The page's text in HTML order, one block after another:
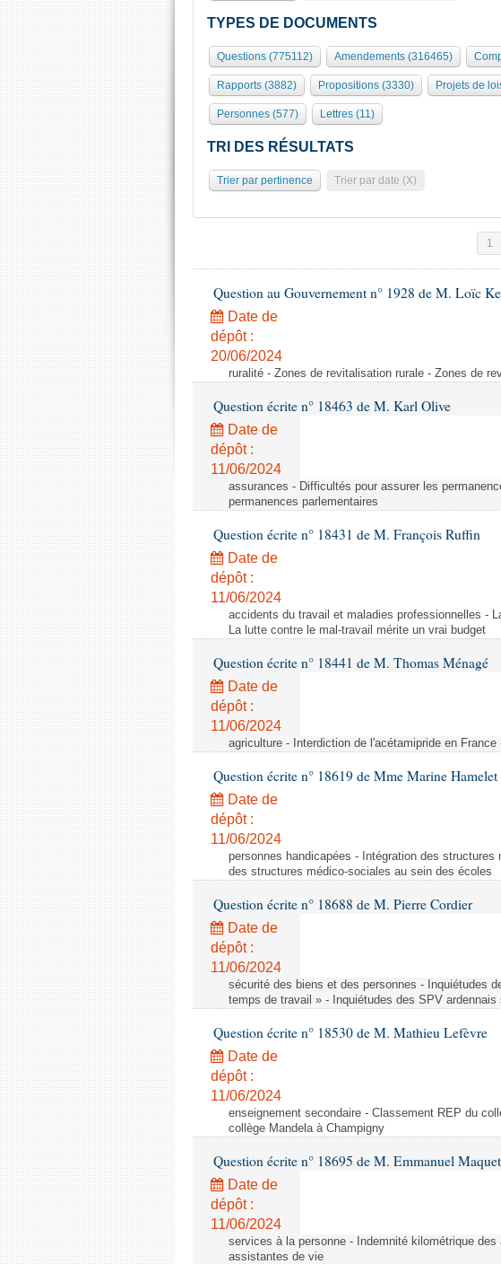
TYPES DE DOCUMENTS
Questions (775112) Amendements (316465)
Rapports (3882) Propositions (3330) Projets de
Personnes (577) Lettres (11)
TRI DES RÉSULTATS
Trier par pertinence Trier par date (X)
1
Question au Gouvernement n° 1928 de M. Loïc
Date de
dépôt :
20/06/2024
ruralité - Zones de revitalisation rurale - Zones de
Question écrite n° 18463 de M. Karl Olive
Date de
dépôt :
11/06/2024
assurances - Difficultés pour assurer les
permanences parlementaires
Question écrite n° 18431 de M. François Ruffin
Date de
dépôt :
11/06/2024
accidents du travail et maladies professionnelles -
La lutte contre le mal-travail mérite un vrai budget
Question écrite n° 18441 de M. Thomas Ménagé
Date de
dépôt :
11/06/2024
agriculture - Interdiction de l'acétamipride en
Question écrite n° 18619 de Mme Marine Hamelet
Date de
dépôt :
11/06/2024
personnes handicapées - Intégration des
des structures médico-sociales au sein des écoles
Question écrite n° 18688 de M. Pierre Cordier
Date de
dépôt :
11/06/2024
sécurité des biens et des personnes - Inquiétudes
temps de travail » - Inquiétudes des SPV
Question écrite n° 18530 de M. Mathieu Lefèvre
Date de
dépôt :
11/06/2024
enseignement secondaire - Classement REP du
collège Mandela à Champigny
Question écrite n° 18695 de M. Emmanuel Maquet
Date de
dépôt :
11/06/2024
services à la personne - Indemnité kilométrique
assistantes de vie